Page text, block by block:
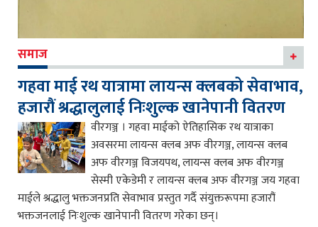
समाज
गहवा माई रथ यात्रामा लायन्स क्लबको सेवाभाव,
हजारौं श्रद्धालुलाई निःशुल्क खानेपानी वितरण
वीरगञ्ज । गहवा माईको ऐतिहासिक रथ यात्राका
अवसरमा लायन्स क्लब अफ वीरगञ्ज, लायन्स क्लब
अफ वीरगञ्ज विजयपथ, लायन्स क्लब अफ वीरगञ्ज
सेस्मी एकेडेमी र लायन्स क्लब अफ वीरगञ्ज जय गहवा
माईले श्रद्धालु भक्तजनप्रति सेवाभाव प्रस्तुत गर्दै संयुक्तरूपमा हजारौं
भक्तजनलाई निःशुल्क खानेपानी वितरण गरेका छन्।